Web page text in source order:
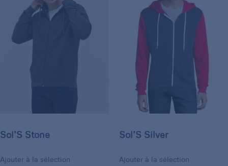
Sol’S Stone
Ajouter à la sélection
Sol’S Silver
Ajouter à la sélection